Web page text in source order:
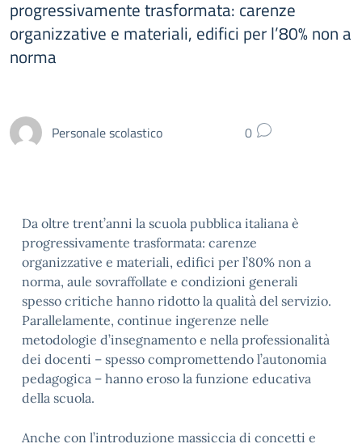
progressivamente trasformata: carenze
organizzative e materiali, edifici per l’80% non a
norma
Personale scolastico 0
Da oltre trent’anni la scuola pubblica italiana è
progressivamente trasformata: carenze
organizzative e materiali, edifici per l’80% non a
norma, aule sovraffollate e condizioni generali
spesso critiche hanno ridotto la qualità del servizio.
Parallelamente, continue ingerenze nelle
metodologie d’insegnamento e nella professionalità
dei docenti – spesso compromettendo l’autonomia
pedagogica – hanno eroso la funzione educativa
della scuola.
Anche con l’introduzione massiccia di concetti e